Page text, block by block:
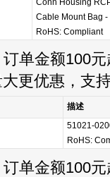
Conn Housing
Cable Mount Bag
RoHS: Compliant
单金额100元
更优惠，支
描述
51021-
RoHS:
单金额100元